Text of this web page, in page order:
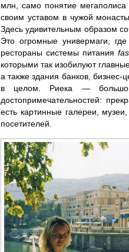
млн, само понятие
своим уставом в чужой
Здесь удивительным образом
Это огромные универмаги,
рестораны системы питания
которыми так изобилуют
а также здания банков, бизнес-
в целом. Риека — большой
достопримечательностей:
есть картинные галереи,
посетителей.